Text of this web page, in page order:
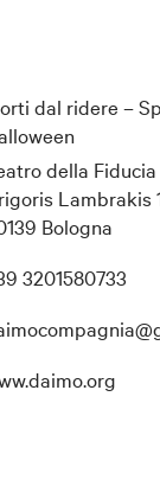
dal ridere –
della Fiducia
Lambrakis
Bologna
3201580733